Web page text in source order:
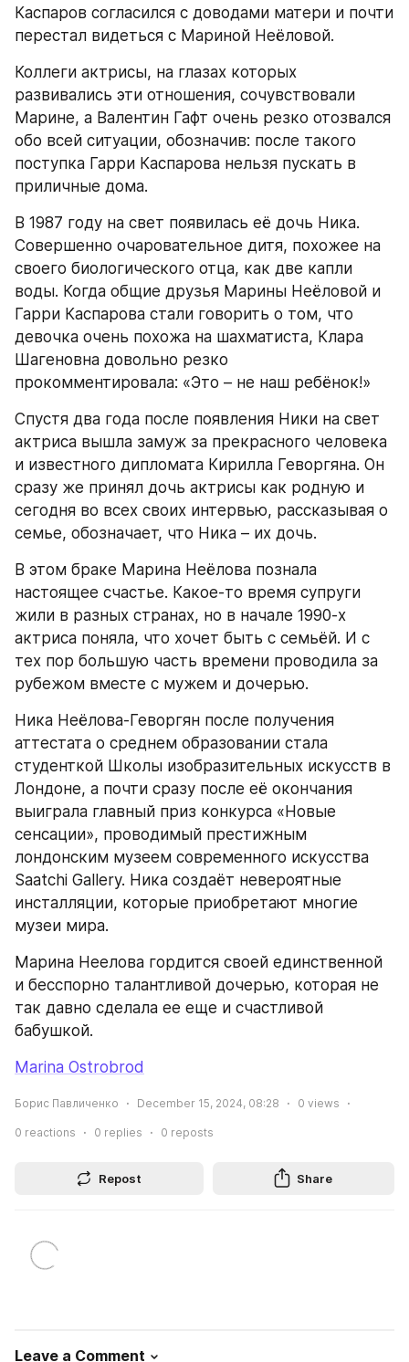
Каспаров согласился с доводами матери и почти
перестал видеться с Мариной Неёловой.
Коллеги актрисы, на глазах которых
развивались эти отношения, сочувствовали
Марине, а Валентин Гафт очень резко отозвался
обо всей ситуации, обозначив: после такого
поступка Гарри Каспарова нельзя пускать в
приличные дома.
В 1987 году на свет появилась её дочь Ника.
Совершенно очаровательное дитя, похожее на
своего биологического отца, как две капли
воды. Когда общие друзья Марины Неёловой и
Гарри Каспарова стали говорить о том, что
девочка очень похожа на шахматиста, Клара
Шагеновна довольно резко
прокомментировала: «Это – не наш ребёнок!»
Спустя два года после появления Ники на свет
актриса вышла замуж за прекрасного человека
и известного дипломата Кирилла Геворгяна. Он
сразу же принял дочь актрисы как родную и
сегодня во всех своих интервью, рассказывая о
семье, обозначает, что Ника – их дочь.
В этом браке Марина Неёлова познала
настоящее счастье. Какое-то время супруги
жили в разных странах, но в начале 1990-х
актриса поняла, что хочет быть с семьёй. И с
тех пор большую часть времени проводила за
рубежом вместе с мужем и дочерью.
Ника Неёлова-Геворгян после получения
аттестата о среднем образовании стала
студенткой Школы изобразительных искусств в
Лондоне, а почти сразу после её окончания
выиграла главный приз конкурса «Новые
сенсации», проводимый престижным
лондонским музеем современного искусства
Saatchi Gallery. Ника создаёт невероятные
инсталляции, которые приобретают многие
музеи мира.
Марина Неелова гордится своей единственной
и бесспорно талантливой дочерью, которая не
так давно сделала ее еще и счастливой
бабушкой.
Marina Ostrobrod
Борис Павличенко December 15, 2024, 08:28 0 views
0 reactions 0 replies 0 reposts
Repost Share
Leave a Comment